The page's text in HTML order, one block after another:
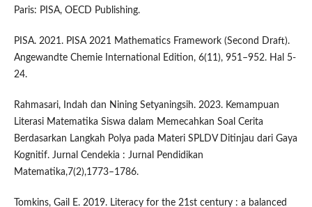
Paris: PISA, OECD Publishing.
PISA. 2021. PISA 2021 Mathematics Framework (Second Draft).
Angewandte Chemie International Edition, 6(11), 951–952. Hal 5-
24.
Rahmasari, Indah dan Nining Setyaningsih. 2023. Kemampuan
Literasi Matematika Siswa dalam Memecahkan Soal Cerita
Berdasarkan Langkah Polya pada Materi SPLDV Ditinjau dari Gaya
Kognitif. Jurnal Cendekia : Jurnal Pendidikan
Matematika,7(2),1773–1786.
Tomkins, Gail E. 2019. Literacy for the 21st century : a balanced